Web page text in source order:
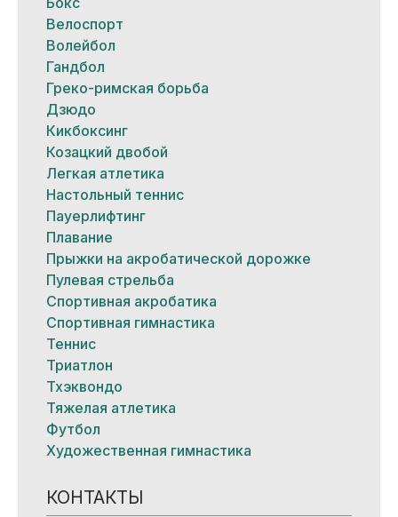
Велоспорт
Волейбол
Гандбол
Греко-римская борьба
Дзюдо
Кикбоксинг
Козацкий двобой
Легкая атлетика
Настольный теннис
Пауерлифтинг
Плавание
Прыжки на акробатической дорожке
Пулевая стрельба
Спортивная акробатика
Спортивная гимнастика
Теннис
Триатлон
Тхэквондо
Тяжелая атлетика
Футбол
Художественная гимнастика
КОНТАКТЫ